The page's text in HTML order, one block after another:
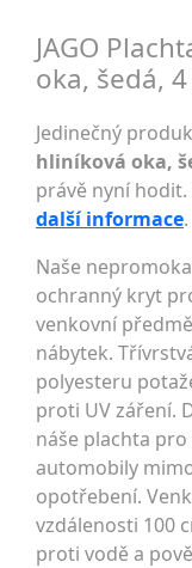
JAGO
oka, šedá,
Jedinečný
hliníková oka,
právě nyní
další informace.
Naše
ochranný kryt
venkovní
nábytek.
polyesteru
proti UV záření.
náše plachta
automobily
opotřebení.
vzdálenosti 100
proti vodě a